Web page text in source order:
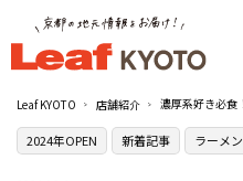
Leaf KYOTO 店舗紹介
2024年OPEN 新着記事 ラーメン